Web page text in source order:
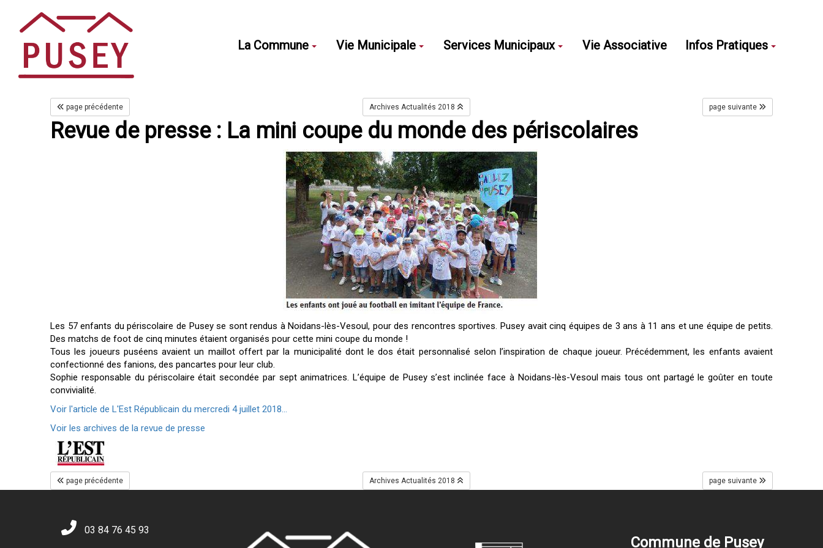
La Commune Vie Municipale Services Municipaux Vie Associative Infos Pratiques
page précédente Archives Actualités 2018 page suivante
Revue de presse : La mini coupe du monde des périscolaires
Les 57 enfants du périscolaire de Pusey se sont rendus à Noidans-lès-Vesoul, pour des rencontres sportives. Pusey avait cinq équipes de 3 ans à 11 ans et une équipe de petits.
Des matchs de foot de cinq minutes étaient organisés pour cette mini coupe du monde !
Tous les joueurs puséens avaient un maillot offert par la municipalité dont le dos était personnalisé selon l’inspiration de chaque joueur. Précédemment, les enfants avaient
confectionné des fanions, des pancartes pour leur club.
Sophie responsable du périscolaire était secondée par sept animatrices. L’équipe de Pusey s’est inclinée face à Noidans-lès-Vesoul mais tous ont partagé le goûter en toute
convivialité.
Voir l'article de L'Est Républicain du mercredi 4 juillet 2018...
Voir les archives de la revue de presse
page précédente Archives Actualités 2018 page suivante
03 84 76 45 93
Commune de Pusey